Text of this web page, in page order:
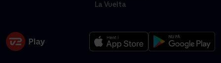
La Vuelta